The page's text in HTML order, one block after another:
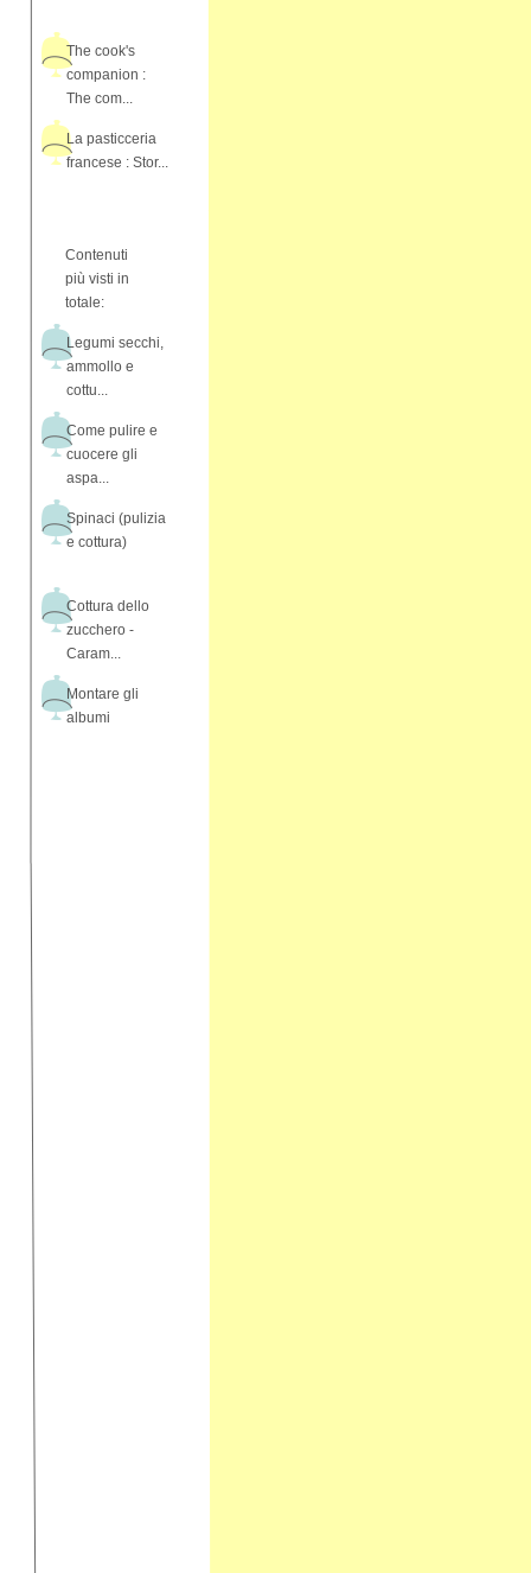
The cook's
companion :
The com...
La pasticceria
francese : Stor...
Contenuti
più visti in
totale:
Legumi secchi,
ammollo e
cottu...
Come pulire e
cuocere gli
aspa...
Spinaci (pulizia
e cottura)
Cottura dello
zucchero -
Caram...
Montare gli
albumi